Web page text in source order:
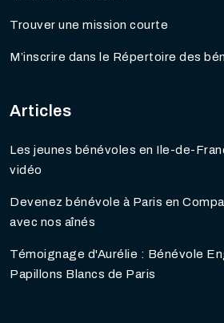
Trouver une mission courte
M’inscrire dans le Répertoire des
Articles
Les jeunes bénévoles en Ile-de-
vidéo
Devenez bénévole à Paris en
avec nos aînés
Témoignage d'Aurélie : Bénévole
Papillons Blancs de Paris